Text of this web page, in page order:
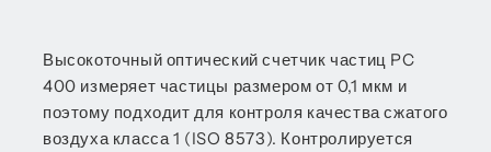
Высокоточный оптический счетчик частиц PC
400 измеряет частицы размером от 0,1 мкм и
поэтому подходит для контроля качества сжатого
воздуха класса 1 (ISO 8573). Контролируется